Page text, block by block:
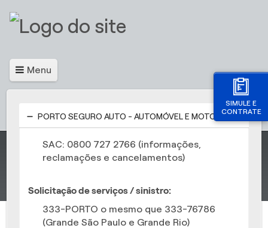
SIMULE E
CONTRATE
Menu
PORTO SEGURO AUTO - AUTOMÓVEL E MOTO
SAC: 0800 727 2766 (informações,
reclamações e cancelamentos)
Solicitação de serviços / sinistro:
333-PORTO o mesmo que 333-76786
(Grande São Paulo e Grande Rio)